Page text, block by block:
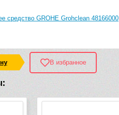
средство GROHE Grohclean 48166000
В избранное